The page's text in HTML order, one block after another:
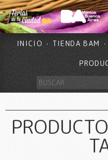
INICIO TIENDA BAM